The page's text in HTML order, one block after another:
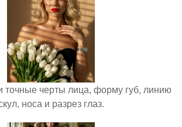
точные черты лица, форму губ, линию
носа и разрез глаз.